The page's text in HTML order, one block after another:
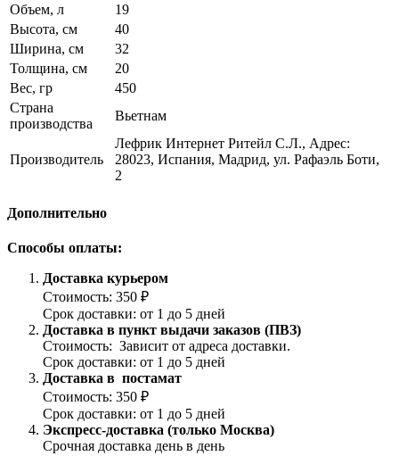
Объем, л
19
Высота, см
40
Ширина, см
32
Толщина, см
20
Вес, гр
450
Страна
производства
Вьетнам
Производитель
Лефрик Интернет Ритейл С.Л., Адрес:
28023, Испания, Мадрид, ул. Рафаэль Боти,
2
Дополнительно
Способы оплаты:
Доставка курьером
Стоимость: 350 ₽
Срок доставки: от 1 до 5 дней
Доставка в пункт выдачи заказов (ПВЗ)
Стоимость: Зависит от адреса доставки.
Срок доставки: от 1 до 5 дней
Доставка в постамат
Стоимость: 350 ₽
Срок доставки: от 1 до 5 дней
Экспресс-доставка (только Москва)
Срочная доставка день в день